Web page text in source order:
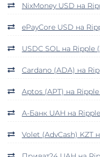
NixMoney USD на
ePayCore USD на
USDC SOL на Ripple
Cardano (ADA) на
Aptos (APT) на Ripple
А-Банк UAH на
Volet (AdvCash) KZT